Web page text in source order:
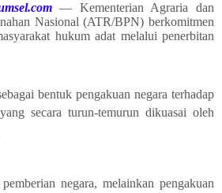
— Kementerian Agraria dan
Nasional (ATR/BPN) berkomitmen
hukum adat melalui penerbitan
bentuk pengakuan negara terhadap
secara turun-temurun dikuasai oleh
negara, melainkan pengakuan